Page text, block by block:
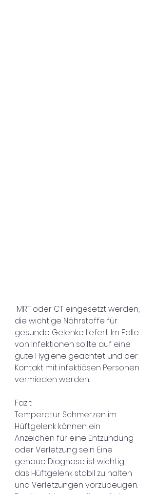
die wichtige Nährstoffe für
gesunde Gelenke liefert. Im Falle
von Infektionen sollte auf eine
gute Hygiene geachtet und der
Kontakt mit infektiösen Personen
vermieden werden.
Fazit
Temperatur Schmerzen im
Hüftgelenk können ein
Anzeichen für eine Entzündung
oder Verletzung sein. Eine
genaue Diagnose ist wichtig,
das Hüftgelenk stabil zu halten
und Verletzungen vorzubeugen.